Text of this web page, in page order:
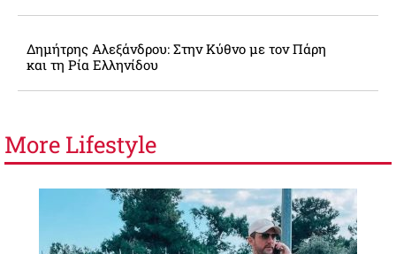
Δημήτρης Αλεξάνδρου: Στην Κύθνο με τον Πάρη
και τη Ρία Ελληνίδου
More Lifestyle